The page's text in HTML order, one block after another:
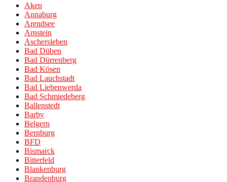
Aken
Annaburg
Arendsee
Arnstein
Aschersleben
Bad Düben
Bad Dürrenberg
Bad Kösen
Bad Lauchstadt
Bad Liebenwerda
Bad Schmiedeberg
Ballenstedt
Barby
Belgern
Bernburg
BFD
Bismarck
Bitterfeld
Blankenburg
Brandenburg